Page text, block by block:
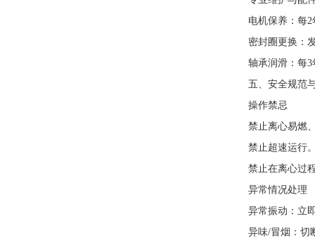
电机保养：每
密封圈更换：
轴承润滑：每
五、安全规范
操作禁忌
禁止离心易燃
禁止超速运行
禁止在离心过
异常情况处理
异常振动：立
异味/冒烟：切